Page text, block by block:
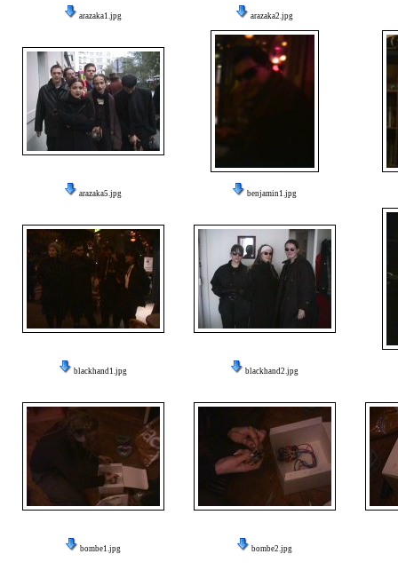
arazaka1.jpg arazaka2.jpg
arazaka5.jpg benjamin1.jpg
blackhand1.jpg blackhand2.jpg
bombe1.jpg bombe2.jpg